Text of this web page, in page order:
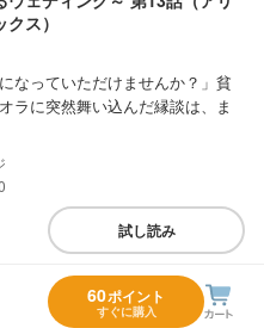
ス）
なっていただけませんか？」貧
ラに突然舞い込んだ縁談は、ま
試し読み
60ポイント
すぐに購入